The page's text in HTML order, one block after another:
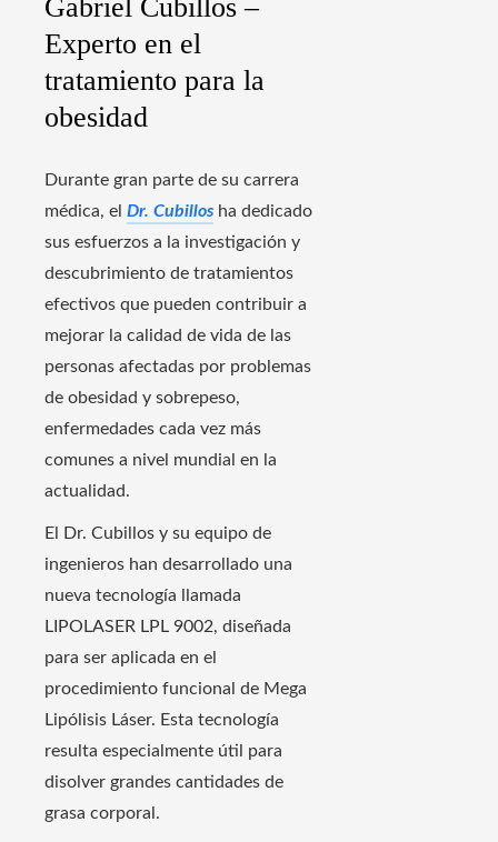
Gabriel Cubillos –
Experto en el
tratamiento para la
obesidad
Durante gran parte de su carrera
médica, el Dr. Cubillos ha dedicado
sus esfuerzos a la investigación y
descubrimiento de tratamientos
efectivos que pueden contribuir a
mejorar la calidad de vida de las
personas afectadas por problemas
de obesidad y sobrepeso,
enfermedades cada vez más
comunes a nivel mundial en la
actualidad.
El Dr. Cubillos y su equipo de
ingenieros han desarrollado una
nueva tecnología llamada
LIPOLASER LPL 9002, diseñada
para ser aplicada en el
procedimiento funcional de Mega
Lipólisis Láser. Esta tecnología
resulta especialmente útil para
disolver grandes cantidades de
grasa corporal.